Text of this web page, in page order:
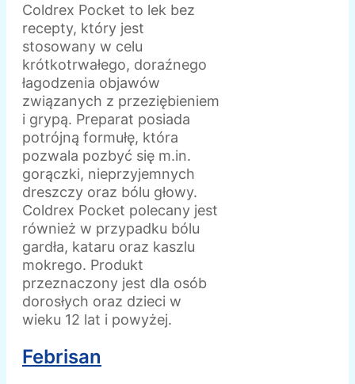
Coldrex Pocket to lek bez
recepty, który jest
stosowany w celu
krótkotrwałego, doraźnego
łagodzenia objawów
związanych z przeziębieniem
i grypą. Preparat posiada
potrójną formułę, która
pozwala pozbyć się m.in.
gorączki, nieprzyjemnych
dreszczy oraz bólu głowy.
Coldrex Pocket polecany jest
również w przypadku bólu
gardła, kataru oraz kaszlu
mokrego. Produkt
przeznaczony jest dla osób
dorosłych oraz dzieci w
wieku 12 lat i powyżej.
Febrisan